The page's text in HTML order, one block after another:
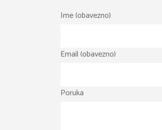
Ime (obavezno)
Email (obavezno)
Poruka